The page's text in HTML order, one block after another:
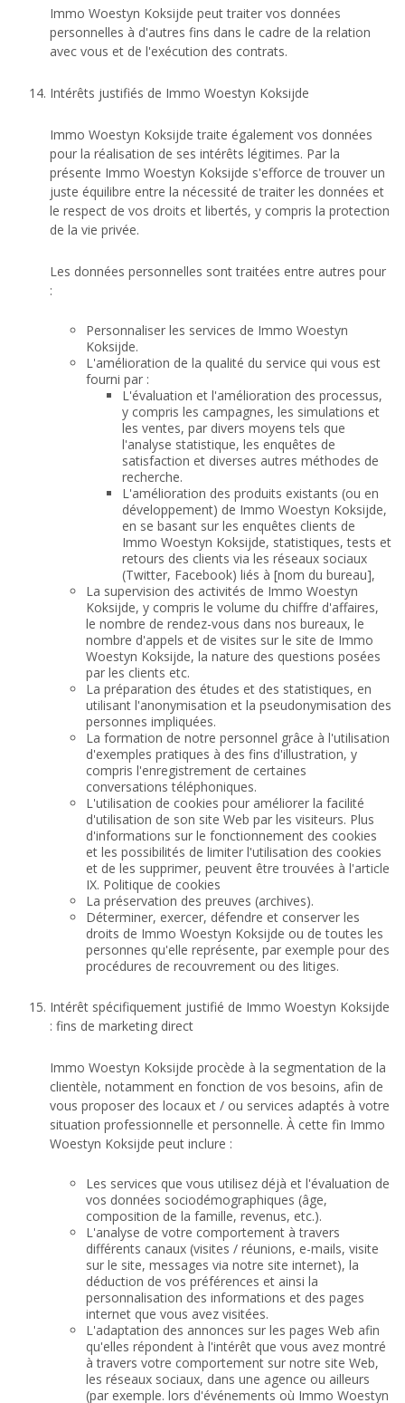
Immo Woestyn Koksijde peut traiter vos données
personnelles à d'autres fins dans le cadre de la relation
avec vous et de l'exécution des contrats.
Intérêts justifiés de Immo Woestyn Koksijde
Immo Woestyn Koksijde traite également vos données
pour la réalisation de ses intérêts légitimes. Par la
présente Immo Woestyn Koksijde s'efforce de trouver un
juste équilibre entre la nécessité de traiter les données et
le respect de vos droits et libertés, y compris la protection
de la vie privée.
Les données personnelles sont traitées entre autres pour
:
Personnaliser les services de Immo Woestyn
Koksijde.
L'amélioration de la qualité du service qui vous est
fourni par :
L'évaluation et l'amélioration des processus,
y compris les campagnes, les simulations et
les ventes, par divers moyens tels que
l'analyse statistique, les enquêtes de
satisfaction et diverses autres méthodes de
recherche.
L'amélioration des produits existants (ou en
développement) de Immo Woestyn Koksijde,
en se basant sur les enquêtes clients de
Immo Woestyn Koksijde, statistiques, tests et
retours des clients via les réseaux sociaux
(Twitter, Facebook) liés à [nom du bureau],
La supervision des activités de Immo Woestyn
Koksijde, y compris le volume du chiffre d'affaires,
le nombre de rendez-vous dans nos bureaux, le
nombre d'appels et de visites sur le site de Immo
Woestyn Koksijde, la nature des questions posées
par les clients etc.
La préparation des études et des statistiques, en
utilisant l'anonymisation et la pseudonymisation des
personnes impliquées.
La formation de notre personnel grâce à l'utilisation
d'exemples pratiques à des fins d'illustration, y
compris l'enregistrement de certaines
conversations téléphoniques.
L'utilisation de cookies pour améliorer la facilité
d'utilisation de son site Web par les visiteurs. Plus
d'informations sur le fonctionnement des cookies
et les possibilités de limiter l'utilisation des cookies
et de les supprimer, peuvent être trouvées à l'article
IX. Politique de cookies
La préservation des preuves (archives).
Déterminer, exercer, défendre et conserver les
droits de Immo Woestyn Koksijde ou de toutes les
personnes qu'elle représente, par exemple pour des
procédures de recouvrement ou des litiges.
Intérêt spécifiquement justifié de Immo Woestyn Koksijde
: fins de marketing direct
Immo Woestyn Koksijde procède à la segmentation de la
clientèle, notamment en fonction de vos besoins, afin de
vous proposer des locaux et / ou services adaptés à votre
situation professionnelle et personnelle. À cette fin Immo
Woestyn Koksijde peut inclure :
Les services que vous utilisez déjà et l'évaluation de
vos données sociodémographiques (âge,
composition de la famille, revenus, etc.).
L'analyse de votre comportement à travers
différents canaux (visites / réunions, e-mails, visite
sur le site, messages via notre site internet), la
déduction de vos préférences et ainsi la
personnalisation des informations et des pages
internet que vous avez visitées.
L'adaptation des annonces sur les pages Web afin
qu'elles répondent à l'intérêt que vous avez montré
à travers votre comportement sur notre site Web,
les réseaux sociaux, dans une agence ou ailleurs
(par exemple. lors d'événements où Immo Woestyn